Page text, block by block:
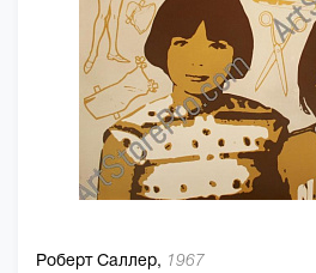
Роберт Саллер, 1967